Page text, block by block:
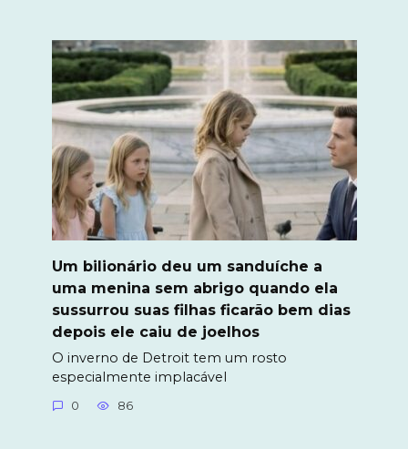
Um bilionário deu um sanduíche a
uma menina sem abrigo quando ela
sussurrou suas filhas ficarão bem dias
depois ele caiu de joelhos
O inverno de Detroit tem um rosto
especialmente implacável
0 86